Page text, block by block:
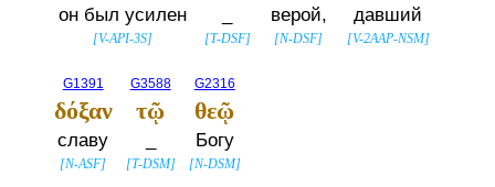
он был усилен
[V-API-3S] [T-DSF]
верой,
[N-DSF]
давший
[V-2AAP-NSM]
G1391
δόξαν
славу
[N-ASF]
G3588
τῷ
[T-DSM]
G2316
θεῷ
Богу
[N-DSM]